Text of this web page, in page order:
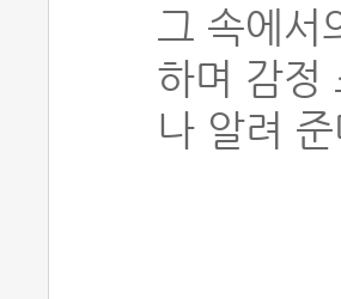
그 속에서
하며 감정
나 알려